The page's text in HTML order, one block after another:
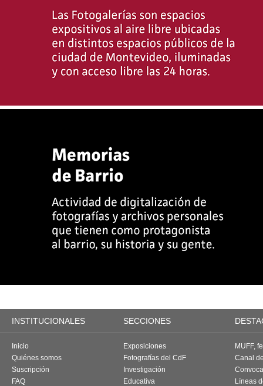
INSTITUCIONALES SECCIONES
Inicio
Quiénes somos
Suscripción
FAQ
Exposiciones
Fotografías del CdF
Investigación
Educativa
MUFF,
Canal
Líneas